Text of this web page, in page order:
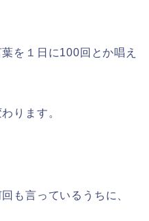
を１日に100回とか唱え
ります。
も言っているうちに、